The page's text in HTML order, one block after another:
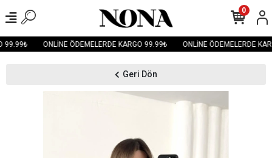
99.99₺ ONLİNE ÖDEMELERDE KARGO 99.99₺ ONLİNE ÖDEMELERDE
0
Geri Dön